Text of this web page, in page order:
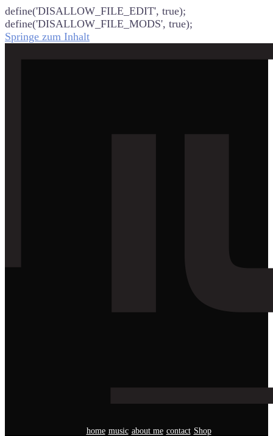
define('DISALLOW_FILE_EDIT', true);
define('DISALLOW_FILE_MODS', true);
Springe zum Inhalt
home music about me contact Shop